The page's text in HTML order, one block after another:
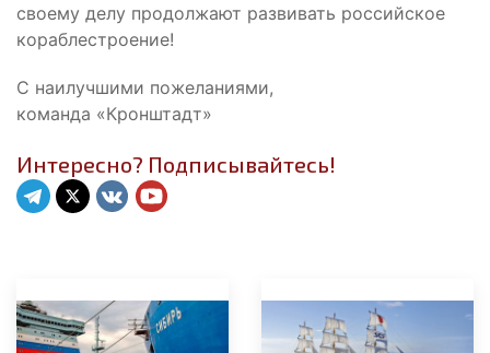
своему делу продолжают развивать российское
кораблестроение!
С наилучшими пожеланиями,
команда «Кронштадт»
Интересно? Подписывайтесь!